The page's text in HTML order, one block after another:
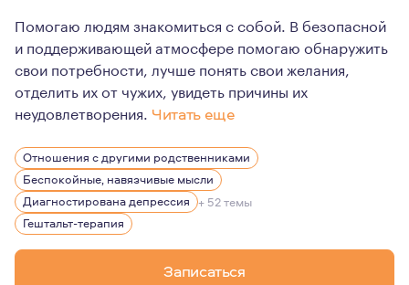
Помогаю людям знакомиться с собой. В безопасной
и поддерживающей атмосфере помогаю обнаружить
свои потребности, лучше понять свои желания,
отделить их от чужих, увидеть причины их
неудовлетворения. Читать еще
Психологическое образование я получил в военном
Занимаюсь профилактикой зависимостей среди
Являюсь психологом в проекте психологической
Увлечён пешим горным туризмом, люблю архитектуру
Я женат, отец восьмилетнего сына.
Отношения с другими родственниками
Беспокойные, навязчивые мысли
Диагностирована депрессия + 52 темы
Гештальт-терапия
Записаться